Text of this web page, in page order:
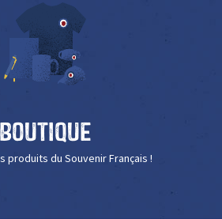
Boutique
produits du Souvenir Français !